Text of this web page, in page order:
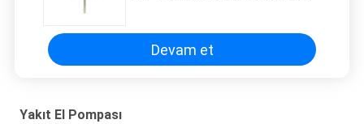
Devam et
Yakıt El Pompası